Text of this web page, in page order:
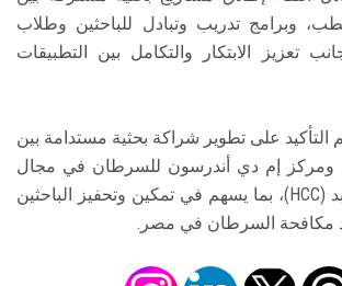
وبرامج تدريب وتبادل للباحثين وطلاب
تعزيز الابتكار والتكامل بين التطبيقات
التأكيد على تطوير شراكة بحثية مستدامة بين
إم دي أندرسون للسرطان في مجال
أبحاث سرطان الكبد (HCC)، بما يسهم في تمكين وتحفيز الباحثين
مكافحة السرطان في مصر.